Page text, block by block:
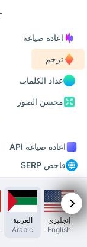
اعادة صياغة
ترجم
عداد الكلمات
محسن الصور
اعادة صياغة API
فاحص SERP
إنجليزي
English
العربية
Arabic